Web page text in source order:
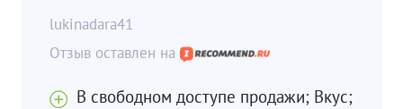
lukinadara41
В свободном доступе продажи; Вкус;